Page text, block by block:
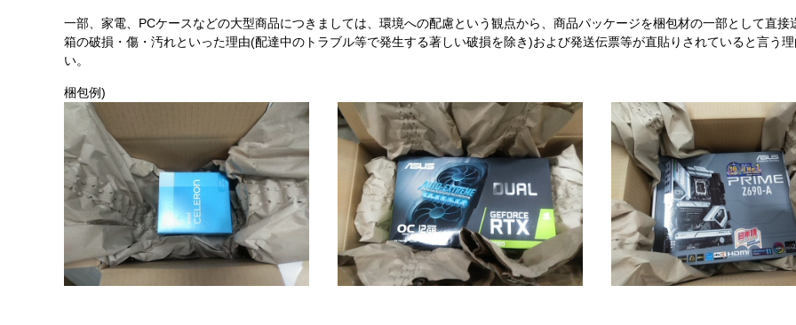
一部、家電、PCケースなどの大型商品につきましては、環境への配慮という観点から、商品パッケージを梱包材の一部として直
箱の破損・傷・汚れといった理由(配達中のトラブル等で発生する著しい破損を除き)および発送伝票等が直貼りされていると言う
い。
梱包例)